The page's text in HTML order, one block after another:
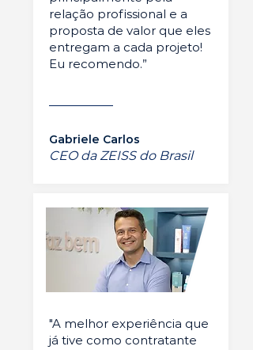
relação profissional e a
proposta de valor que eles
entregam a cada projeto!
Eu recomendo.”
Gabriele Carlos
CEO da ZEISS do Brasil
"A melhor experiência que
já tive como contratante